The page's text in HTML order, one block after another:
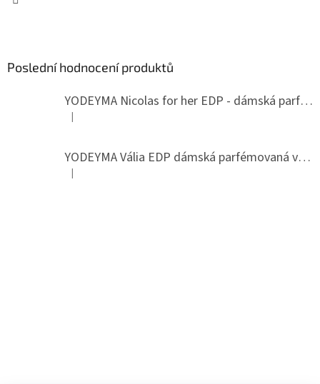
Poslední hodnocení produktů
YODEYMA Nicolas for her EDP - dámská parfémovaná voda
Hodnocení produktu je 5 z 5 hvězdiček.
|
YODEYMA Vália EDP dámská parfémovaná voda
Hodnocení produktu je 5 z 5 hvězdiček.
|